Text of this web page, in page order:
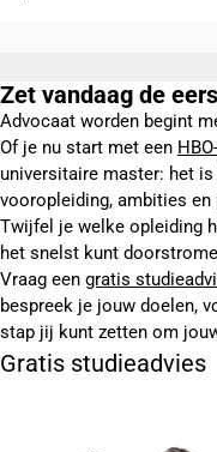
Zet vandaag de
Advocaat worden begint
Of je nu start met een
universitaire master: het
vooropleiding, ambities en
Twijfel je welke opleiding
het snelst kunt
Vraag een gratis
bespreek je jouw doelen,
stap jij kunt zetten om
Gratis studieadvies